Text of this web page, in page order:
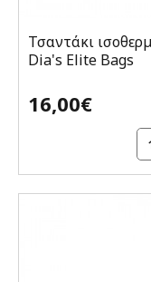
Τσαντάκι
Dia's Elite Bags
16,00€